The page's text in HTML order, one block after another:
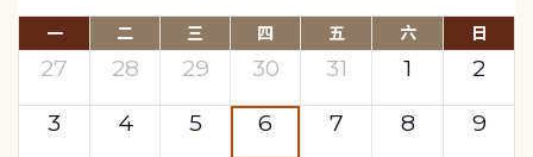
一 二 三 四 五 六 日
27 28 29 30 31 1
2
3
4 5 6 7 8
9